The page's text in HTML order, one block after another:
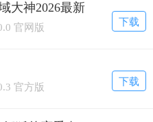
大神2026最新
官网版 下载
官方版 下载